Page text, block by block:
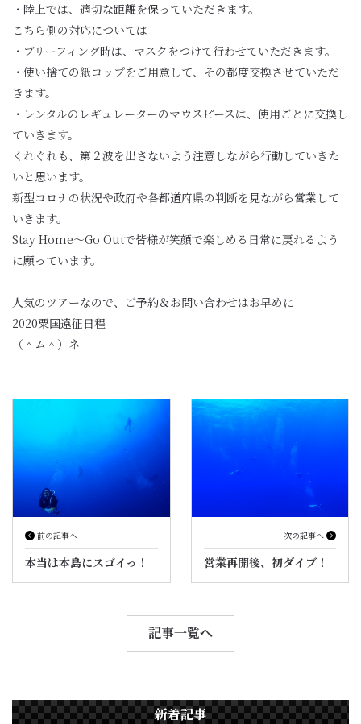
・陸上では、適切な距離を保っていただきます。
こちら側の対応については
・ブリーフィング時は、マスクをつけて行わせていただきます。
・使い捨ての紙コップをご用意して、その都度交換させていただ
きます。
・レンタルのレギュレーターのマウスピースは、使用ごとに交換し
ていきます。
くれぐれも、第２波を出さないよう注意しながら行動していきた
いと思います。
新型コロナの状況や政府や各都道府県の判断を見ながら営業して
いきます。
Stay Home〜Go Outで皆様が笑顔で楽しめる日常に戻れるよう
に願っています。
人気のツアーなので、ご予約＆お問い合わせはお早めに
2020粟国遠征日程
（＾ム＾）ネ
前の記事へ
本当は本島にスゴイっ！
次の記事へ
営業再開後、初ダイブ！
記事一覧へ
新着記事